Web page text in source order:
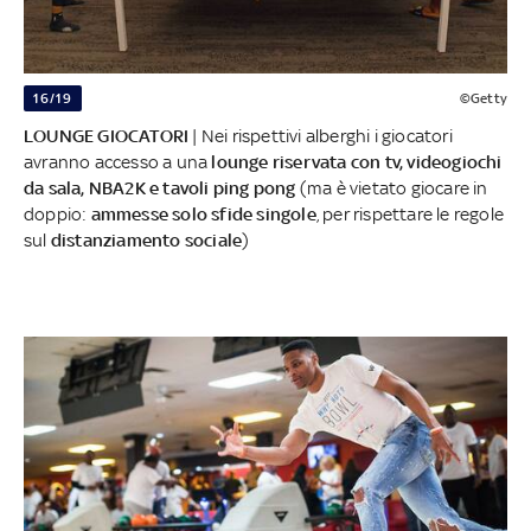
16/19 ©Getty
LOUNGE GIOCATORI | Nei rispettivi alberghi i giocatori
avranno accesso a una lounge riservata con tv, videogiochi
da sala, NBA2K e tavoli ping pong (ma è vietato giocare in
doppio: ammesse solo sfide singole, per rispettare le regole
sul distanziamento sociale)